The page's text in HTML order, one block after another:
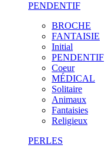
PENDENTIF
BROCHE
FANTAISIE
Initial
PENDENTIF
Coeur
MÉDICAL
Solitaire
Animaux
Fantaisies
Religieux
PERLES